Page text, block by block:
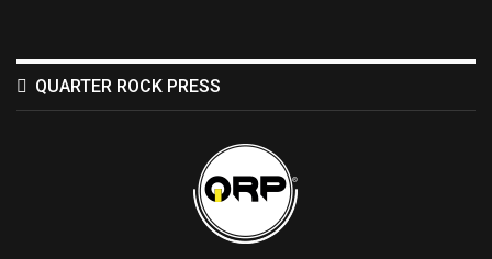
QUARTER ROCK PRESS